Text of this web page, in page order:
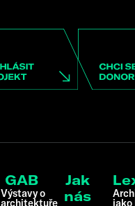
GAB
Výstavy o
architektuře
Jak
nás
jako